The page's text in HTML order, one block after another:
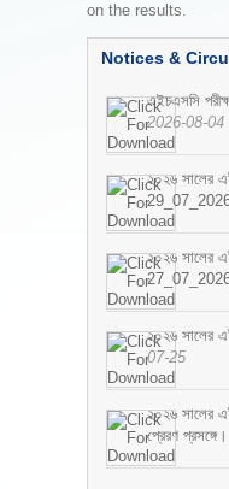
on the results.
Notices &
এইচএসসি
2026-08-04
২০২৬ সালের
২০২৬ সালের
২০২৬ সালের
07-25
২০২৬ সালের
প্রেরণ প্রসঙ্গে।